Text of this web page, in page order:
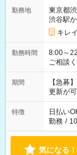
勤務地
東京都
渋谷駅
キレ
勤務時間
8:00～
ご相談
期間
【急募
更新が
特徴 日払い
勤務 /
気になる！